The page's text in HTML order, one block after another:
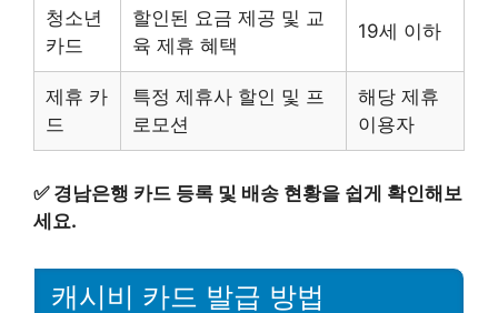
청소년
카드
할인된 요금 제공 및 교
육 제휴 혜택
19세 이하
제휴 카
드
특정 제휴사 할인 및 프
로모션
해당 제휴
이용자
✅ 경남은행 카드 등록 및 배송 현황을 쉽게 확인해보
세요.
캐시비 카드 발급 방법